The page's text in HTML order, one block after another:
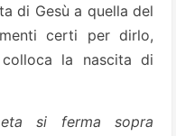
di Gesù a quella del
certi per dirlo,
la nascita di
si ferma sopra